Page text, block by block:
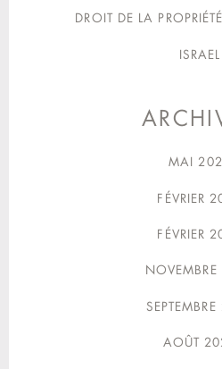
DROIT DE LA
ISRAEL
MAI
FÉVRIER
FÉVRIER
AOÛT